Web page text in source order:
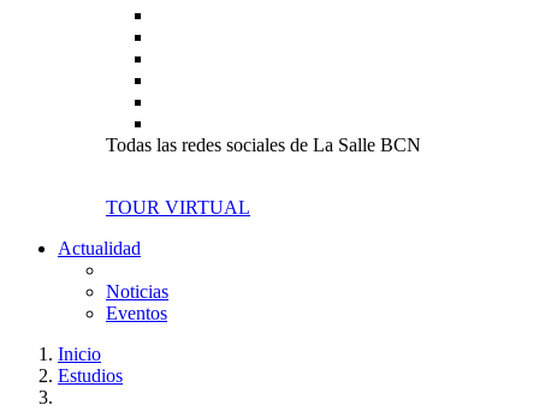
Todas las redes sociales de La Salle BCN
TOUR VIRTUAL
Actualidad
Noticias
Eventos
Inicio
Estudios